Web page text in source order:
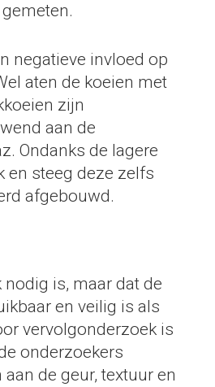
negatieve invloed op
aten de koeien met
zijn
aan de
Ondanks de lagere
en steeg deze zelfs
afgebouwd.
is, maar dat de
en veilig is als
vervolgonderzoek is
onderzoekers
de geur, textuur en